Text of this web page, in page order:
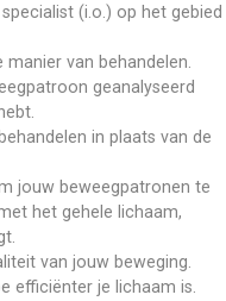
(i.o.) op het gebied
van behandelen.
geanalyseerd
in plaats van de
jouw beweegpatronen te
het gehele lichaam,
van jouw beweging.
efficiënter je lichaam is.